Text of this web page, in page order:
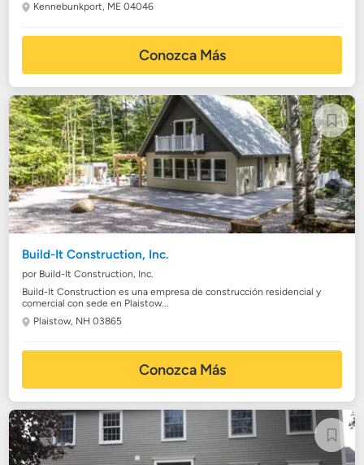
Kennebunkport, ME 04046
Conozca Más
Build-It Construction, Inc.
por Build-It Construction, Inc.
Build-It Construction es una empresa de construcción residencial y
comercial con sede en Plaistow...
Plaistow, NH 03865
Conozca Más